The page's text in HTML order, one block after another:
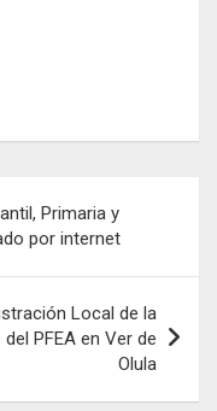
Primaria y
por internet
Local de la
PFEA en Ver de
Olula